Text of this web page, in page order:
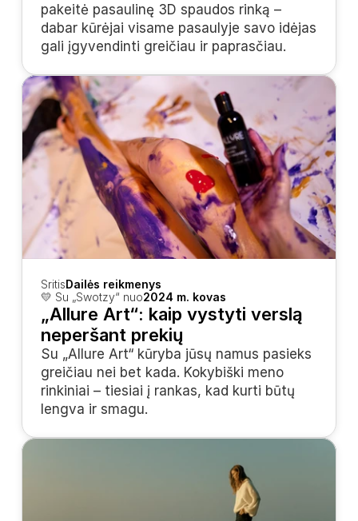
pakeitė pasaulinę 3D spaudos rinką –
dabar kūrėjai visame pasaulyje savo idėjas
gali įgyvendinti greičiau ir paprasčiau.
SritisDailės reikmenys
💛 Su „Swotzy“ nuo2024 m. kovas
„Allure Art“: kaip vystyti verslą
neperšant prekių
Su „Allure Art“ kūryba jūsų namus pasieks
greičiau nei bet kada. Kokybiški meno
rinkiniai – tiesiai į rankas, kad kurti būtų
lengva ir smagu.